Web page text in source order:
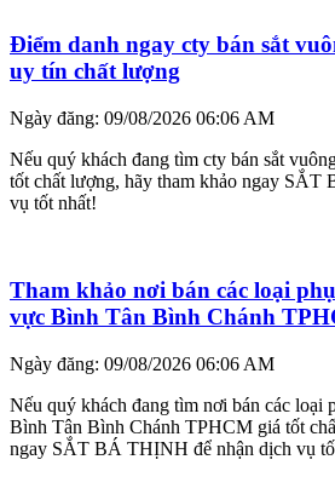
Điểm danh ngay cty bán sắt
uy tín chất lượng
Ngày đăng: 09/08/2026 06:06 AM
Nếu quý khách đang tìm cty bán sắt
tốt chất lượng, hãy tham khảo ngay SẮT
vụ tốt nhất!
Tham khảo nơi bán các loại
vực Bình Tân Bình Chánh
Ngày đăng: 09/08/2026 06:06 AM
Nếu quý khách đang tìm nơi bán các loại
Bình Tân Bình Chánh TPHCM giá tốt
ngay SẮT BÁ THỊNH để nhận dịch vụ